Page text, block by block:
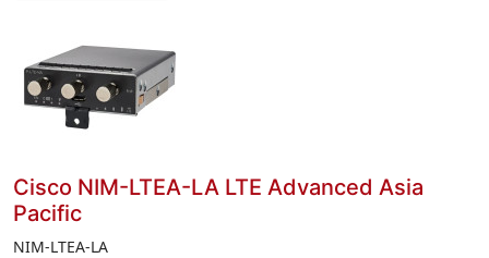
Cisco NIM-LTEA-LA LTE Advanced Asia
Pacific
NIM-LTEA-LA